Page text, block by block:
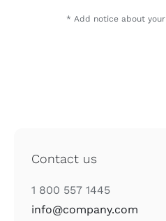
* Add notice about your
Contact us
1 800 557 1445
info@company.com